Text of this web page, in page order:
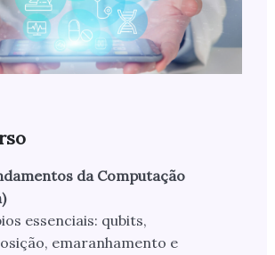
da Computação
essenciais: qubits,
emaranhamento e